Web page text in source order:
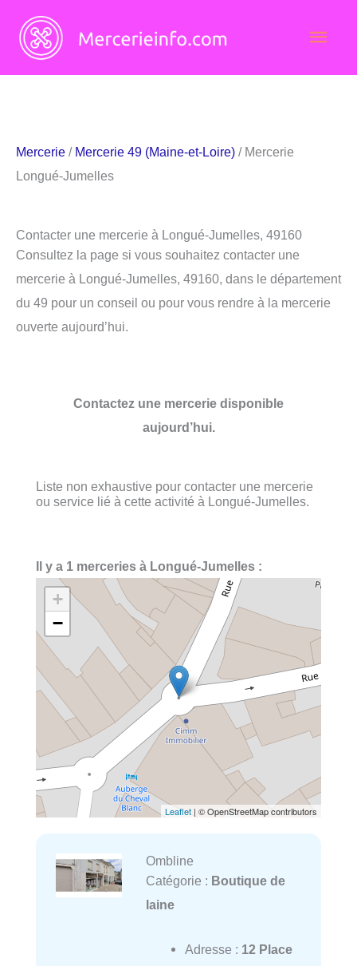
contenu
Mercerie / Mercerie 49 (Maine-et-Loire) / Mercerie
Longué-Jumelles
Contacter une mercerie à Longué-Jumelles, 49160
Consultez la page si vous souhaitez contacter une
mercerie à Longué-Jumelles, 49160, dans le département
du 49 pour un conseil ou pour vous rendre à la mercerie
ouverte aujourd’hui.
Contactez une mercerie disponible
aujourd’hui.
Liste non exhaustive pour contacter une mercerie
ou service lié à cette activité à Longué-Jumelles.
Il y a 1 merceries à Longué-Jumelles :
+
−
Leaflet | © OpenStreetMap contributors
Ombline
Catégorie : Boutique de
laine
Adresse : 12 Place